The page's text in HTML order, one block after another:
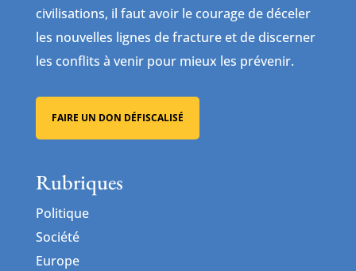
civilisations, il faut avoir le courage de déceler
les nouvelles lignes de fracture et de discerner
les conflits à venir pour mieux les prévenir.
FAIRE UN DON DÉFISCALISÉ
Rubriques
Politique
Société
Europe